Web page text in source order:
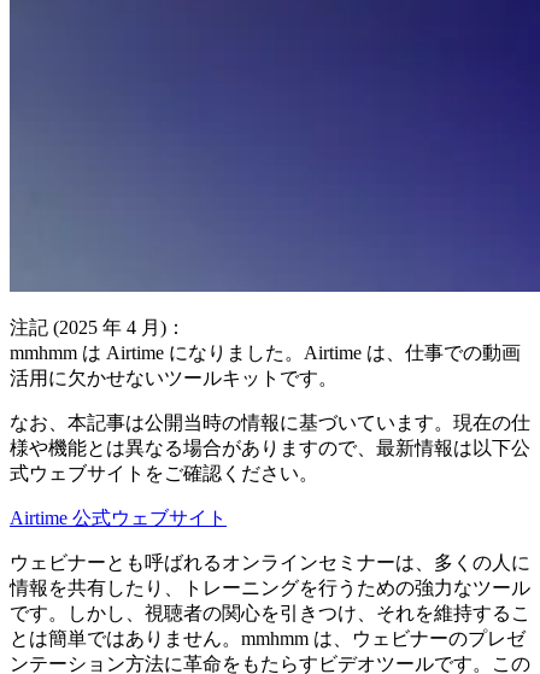
注記 (2025 年 4 月)：
mmhmm は Airtime になりました。Airtime は、仕事での動画
活用に欠かせないツールキットです。
なお、本記事は公開当時の情報に基づいています。現在の仕
様や機能とは異なる場合がありますので、最新情報は以下公
式ウェブサイトをご確認ください。
Airtime 公式ウェブサイト
ウェビナーとも呼ばれるオンラインセミナーは、多くの人に
情報を共有したり、トレーニングを行うための強力なツール
です。しかし、視聴者の関心を引きつけ、それを維持するこ
とは簡単ではありません。mmhmm は、ウェビナーのプレゼ
ンテーション方法に革命をもたらすビデオツールです。この